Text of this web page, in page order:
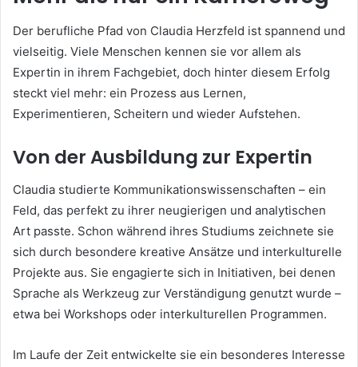
Der berufliche Pfad von Claudia Herzfeld ist spannend und
vielseitig. Viele Menschen kennen sie vor allem als
Expertin in ihrem Fachgebiet, doch hinter diesem Erfolg
steckt viel mehr: ein Prozess aus Lernen,
Experimentieren, Scheitern und wieder Aufstehen.
Von der Ausbildung zur Expertin
Claudia studierte Kommunikationswissenschaften – ein
Feld, das perfekt zu ihrer neugierigen und analytischen
Art passte. Schon während ihres Studiums zeichnete sie
sich durch besondere kreative Ansätze und interkulturelle
Projekte aus. Sie engagierte sich in Initiativen, bei denen
Sprache als Werkzeug zur Verständigung genutzt wurde –
etwa bei Workshops oder interkulturellen Programmen.
Im Laufe der Zeit entwickelte sie ein besonderes Interesse